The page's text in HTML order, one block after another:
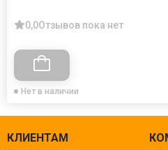
0,0Отзывов пока нет
Нет в наличии
КЛИЕНТАМ